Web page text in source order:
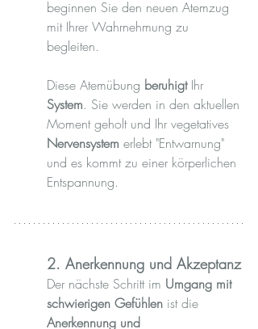
beginnen Sie den neuen Atemzug
mit Ihrer Wahrnehmung zu
begleiten.
Diese Atemübung beruhigt Ihr
System. Sie werden in den aktuellen
Moment geholt und Ihr vegetatives
Nervensystem erlebt "Entwarnung"
und es kommt zu einer körperlichen
Entspannung.
2. Anerkennung und Akzeptanz
Der nächste Schritt im Umgang mit
schwierigen Gefühlen ist die
Anerkennung und